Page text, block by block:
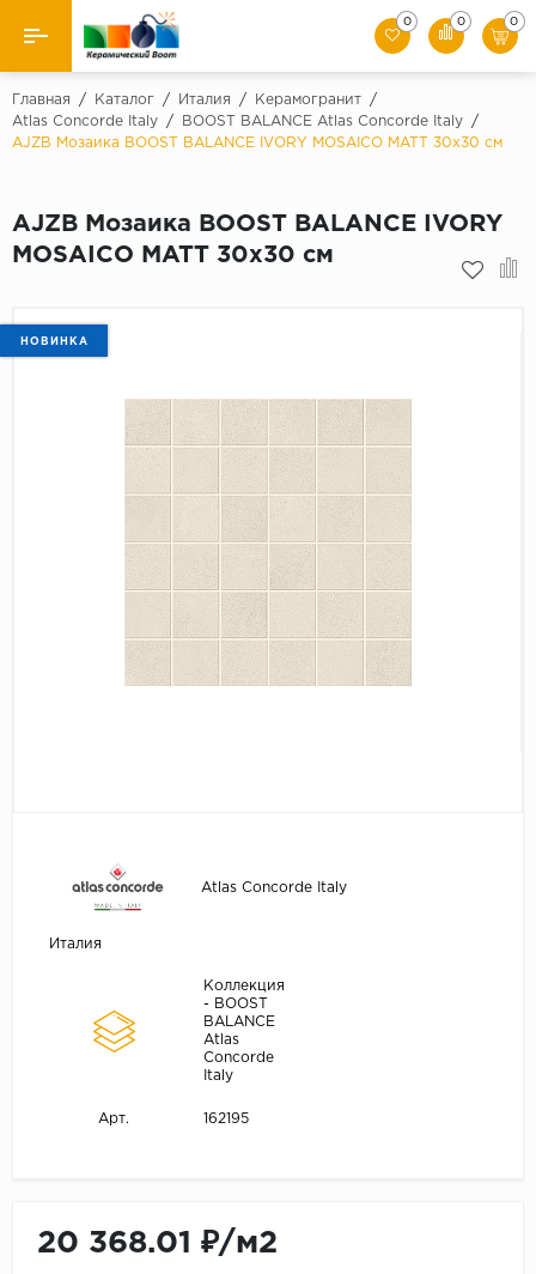
Назад
Производители
Керамогранит
0 0 0
Главная / Каталог / Италия / Керамогранит
/
Atlas Concorde Italy
/ BOOST BALANCE Atlas Concorde Italy
/
AJZB Мозаика BOOST BALANCE IVORY MOSAICO MATT 30x30 см
AJZB Мозаика BOOST BALANCE IVORY
MOSAICO MATT 30x30 см
НОВИНКА
Atlas Concorde Italy
Италия
Коллекция
- BOOST
BALANCE
Atlas
Concorde
Italy
Арт. 162195
20 368.01 ₽/м2